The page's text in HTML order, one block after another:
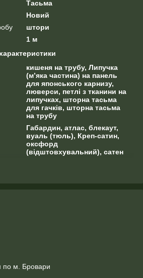
Тасьма
Новий
штори
1 м
кишеня на трубу, Липучка
(м’яка частина) на панель
для японського карнизу,
люверси, петлі з тканини на
липучках, шторна тасьма
для гачків, шторна тасьма
на трубу
Габардин, атлас, блекаут,
вуаль (тюль), Креп-сатин,
оксфорд
(відштовхувальний), сатен
по м. Бровари